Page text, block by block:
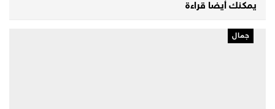
يمكنك أيضا قراءة
جمال